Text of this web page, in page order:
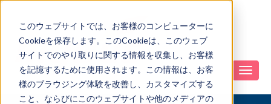
このウェブサイトでは、お客様のコンピューターに
Cookieを保存します。このCookieは、このウェブ
サイトでのやり取りに関する情報を収集し、お客様
を記憶するために使用されます。この情報は、お客
様のブラウジング体験を改善し、カスタマイズする
こと、ならびにこのウェブサイトや他のメディアの